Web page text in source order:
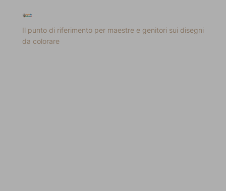
Il punto di riferimento per maestre e genitori sui disegni
da colorare